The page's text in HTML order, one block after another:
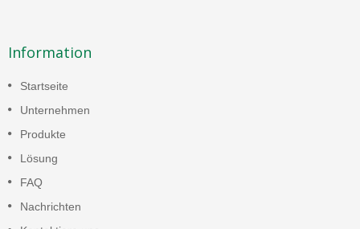
Information
Startseite
Unternehmen
Produkte
Lösung
FAQ
Nachrichten